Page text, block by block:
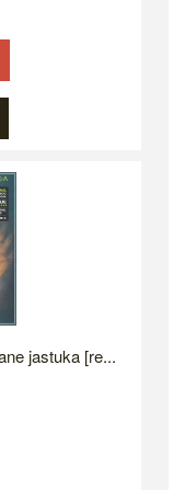
jastuka [re...